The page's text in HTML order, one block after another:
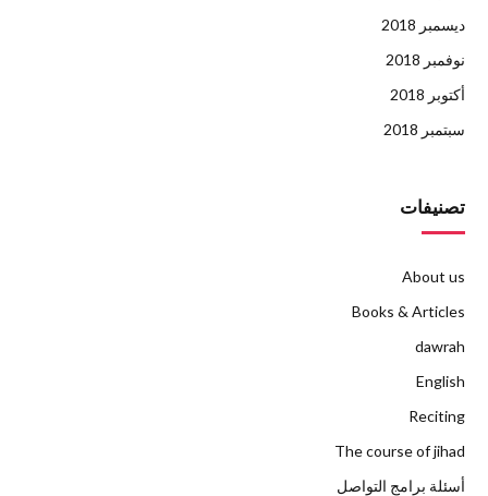
ديسمبر 2018
نوفمبر 2018
أكتوبر 2018
سبتمبر 2018
تصنيفات
About us
Books & Articles
dawrah
English
Reciting
The course of jihad
أسئلة برامج التواصل